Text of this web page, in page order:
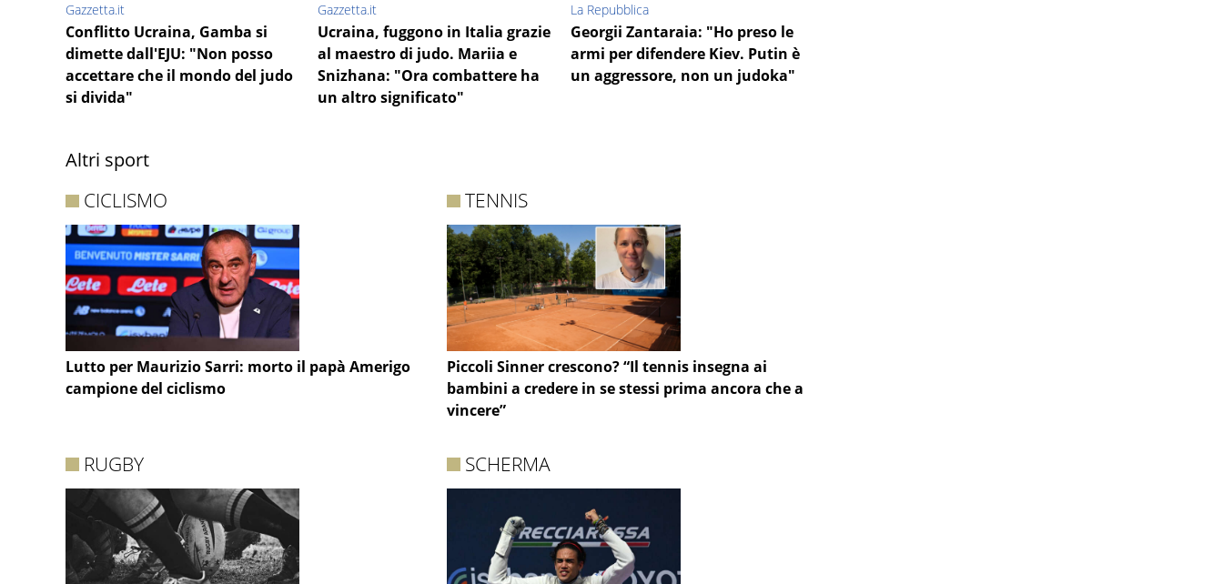
Gazzetta.it
Conflitto Ucraina, Gamba si
dimette dall'EJU: "Non posso
accettare che il mondo del judo
si divida"
Gazzetta.it
Ucraina, fuggono in Italia grazie
al maestro di judo. Mariia e
Snizhana: "Ora combattere ha
un altro significato"
La Repubblica
Georgii Zantaraia: "Ho preso le
armi per difendere Kiev. Putin è
un aggressore, non un judoka"
Altri sport
CICLISMO
Lutto per Maurizio Sarri: morto il papà Amerigo
campione del ciclismo
TENNIS
Piccoli Sinner crescono? “Il tennis insegna ai
bambini a credere in se stessi prima ancora che a
vincere”
RUGBY SCHERMA